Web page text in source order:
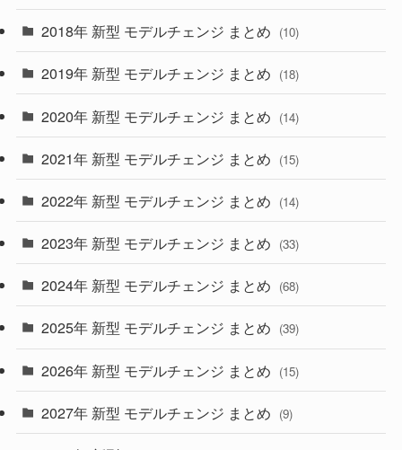
(4)
(30)
(27)
(33)
(10)
(35)
(10)
(9)
(22)
(4)
(9)
(4)
(1)
2018年 新型 モデルチェンジ まとめ (10)
2019年 新型 モデルチェンジ まとめ (18)
2020年 新型 モデルチェンジ まとめ (14)
2021年 新型 モデルチェンジ まとめ (15)
2022年 新型 モデルチェンジ まとめ (14)
2023年 新型 モデルチェンジ まとめ (33)
2024年 新型 モデルチェンジ まとめ (68)
2025年 新型 モデルチェンジ まとめ (39)
2026年 新型 モデルチェンジ まとめ (15)
2027年 新型 モデルチェンジ まとめ (9)